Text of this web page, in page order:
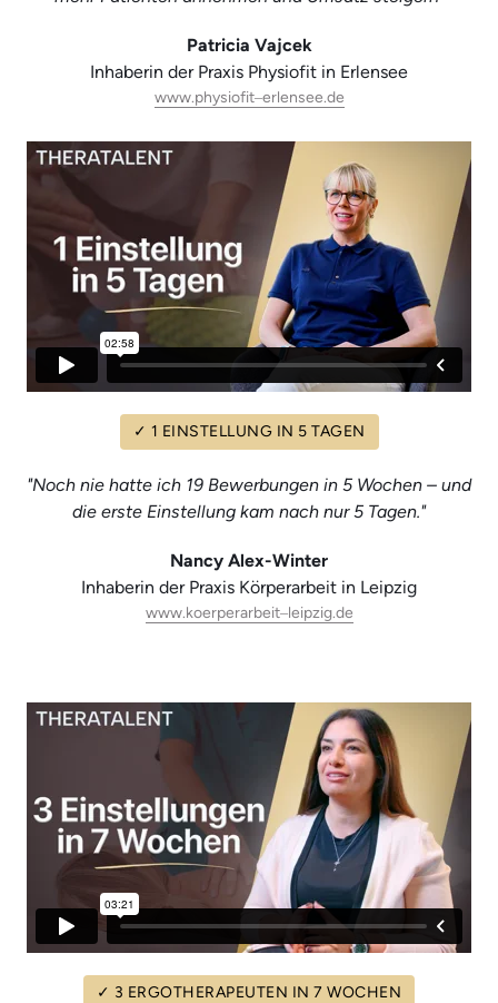
Patricia Vajcek
Inhaberin der Praxis Physiofit in Erlensee
www.physiofit‒erlensee.de
✓ 1 EINSTELLUNG IN 5 TAGEN
"Noch nie hatte ich 19 Bewerbungen in 5 Wochen – und
die erste Einstellung kam nach nur 5 Tagen."
Nancy Alex-Winter
Inhaberin der Praxis Körperarbeit in Leipzig
www.koerperarbeit‒leipzig.de
✓ 3 ERGOTHERAPEUTEN IN7WOCHEN